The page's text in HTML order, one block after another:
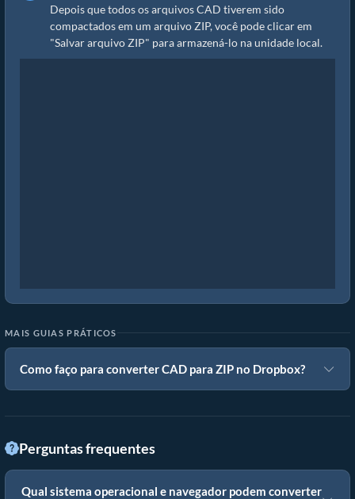
Depois que todos os arquivos CAD tiverem sido
compactados em um arquivo ZIP, você pode clicar em
"Salvar arquivo ZIP" para armazená-lo na unidade local.
MAIS GUIAS PRÁTICOS
Como faço para converter CAD para ZIP no Dropbox?
Perguntas frequentes
Qual sistema operacional e navegador podem converter